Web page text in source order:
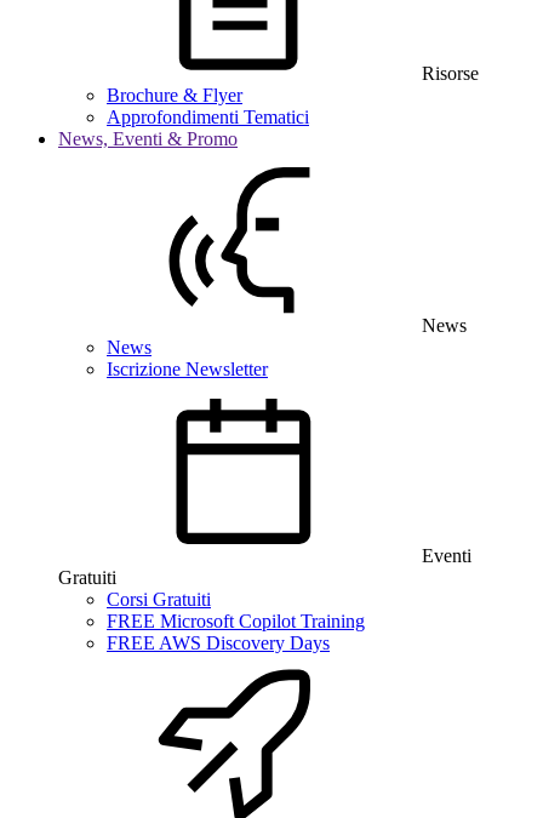
Risorse
Brochure & Flyer
Approfondimenti Tematici
News, Eventi & Promo
News
News
Iscrizione Newsletter
Eventi
Gratuiti
Corsi Gratuiti
FREE Microsoft Copilot Training
FREE AWS Discovery Days